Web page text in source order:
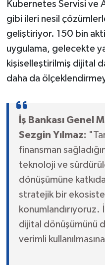
Kubernetes Servisi ve
gibi ileri nesil
geliştiriyor. 150 bin aktif
uygulama, gelecekte
kişiselleştirilmiş dijital
daha da
İş Bankası Genel
Sezgin Yılmaz:
finansman
teknoloji ve
dönüşümüne
stratejik bir
dijital dönüşümünü
verimli